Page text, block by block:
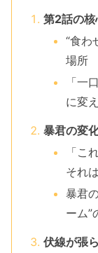
第2話の核
“食わ
場所
「一
に変
暴君の変
「こ
それ
暴君
ーム”
伏線が張